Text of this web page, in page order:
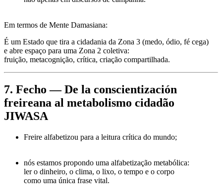
Em termos de Mente Damasiana:
É um Estado que tira a cidadania da Zona 3 (medo, ódio, fé cega)
e abre espaço para uma Zona 2 coletiva:
fruição, metacognição, crítica, criação compartilhada.
7. Fecho — De la conscientización
freireana al metabolismo cidadão
JIWASA
Freire alfabetizou para a leitura crítica do mundo;
nós estamos propondo uma alfabetização metabólica:
ler o dinheiro, o clima, o lixo, o tempo e o corpo
como uma única frase vital.